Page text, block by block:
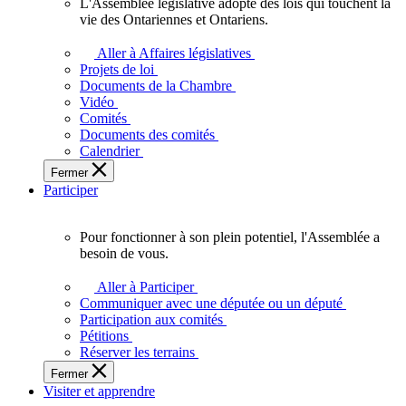
L'Assemblée
adopte
touchent
des
Ontariennes
et
L'Assemblée législative adopte des lois qui touchent la
vie des Ontariennes et Ontariens.
Aller à Affaires législatives
Projets de loi
Documents de la Chambre
Vidéo
Comités
Documents des comités
Calendrier
Fermer
Participer
plein
potentiel,
l'Assemblée
a
besoin
de
Pour fonctionner à son plein potentiel, l'Assemblée a
besoin de vous.
Aller à Participer
Communiquer avec une députée ou un député
Participation aux comités
Pétitions
Réserver les terrains
Fermer
Visiter et apprendre